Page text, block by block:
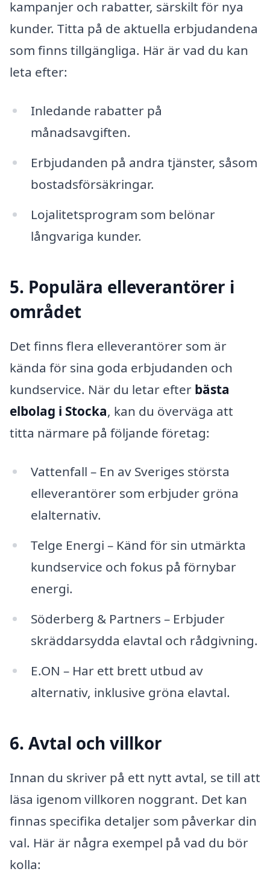
kampanjer och rabatter, särskilt för nya
kunder. Titta på de aktuella erbjudandena
som finns tillgängliga. Här är vad du kan
leta efter:
Inledande rabatter på
månadsavgiften.
Erbjudanden på andra tjänster, såsom
bostadsförsäkringar.
Lojalitetsprogram som belönar
långvariga kunder.
5. Populära elleverantörer i
området
Det finns flera elleverantörer som är
kända för sina goda erbjudanden och
kundservice. När du letar efter bästa
elbolag i Stocka, kan du överväga att
titta närmare på följande företag:
Vattenfall – En av Sveriges största
elleverantörer som erbjuder gröna
elalternativ.
Telge Energi – Känd för sin utmärkta
kundservice och fokus på förnybar
energi.
Söderberg & Partners – Erbjuder
skräddarsydda elavtal och rådgivning.
E.ON – Har ett brett utbud av
alternativ, inklusive gröna elavtal.
6. Avtal och villkor
Innan du skriver på ett nytt avtal, se till att
läsa igenom villkoren noggrant. Det kan
finnas specifika detaljer som påverkar din
val. Här är några exempel på vad du bör
kolla: